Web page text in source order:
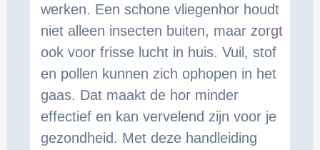
werken. Een schone vliegenhor houdt
niet alleen insecten buiten, maar zorgt
ook voor frisse lucht in huis. Vuil, stof
en pollen kunnen zich ophopen in het
gaas. Dat maakt de hor minder
effectief en kan vervelend zijn voor je
gezondheid. Met deze handleiding